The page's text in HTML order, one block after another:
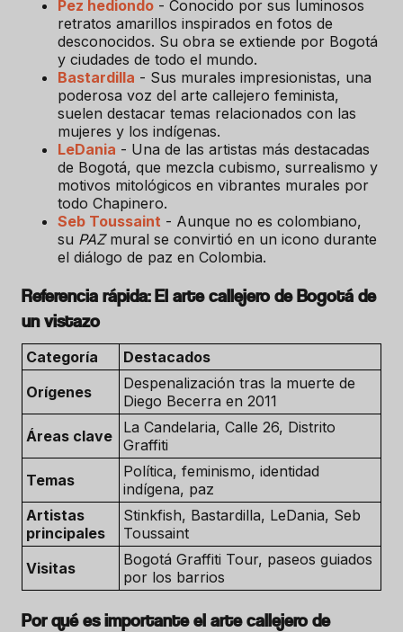
Pez hediondo - Conocido por sus luminosos
retratos amarillos inspirados en fotos de
desconocidos. Su obra se extiende por Bogotá
y ciudades de todo el mundo.
Bastardilla - Sus murales impresionistas, una
poderosa voz del arte callejero feminista,
suelen destacar temas relacionados con las
mujeres y los indígenas.
LeDania - Una de las artistas más destacadas
de Bogotá, que mezcla cubismo, surrealismo y
motivos mitológicos en vibrantes murales por
todo Chapinero.
Seb Toussaint - Aunque no es colombiano,
su PAZmural se convirtió en un icono durante
el diálogo de paz en Colombia.
Referencia rápida: El arte callejero de Bogotá de
un vistazo
Categoría
Destacados
Orígenes
Despenalización tras la muerte de
Diego Becerra en 2011
Áreas clave
La Candelaria, Calle 26, Distrito
Graffiti
Temas
Política, feminismo, identidad
indígena, paz
Artistas
principales
Stinkfish, Bastardilla, LeDania, Seb
Toussaint
Visitas
Bogotá Graffiti Tour, paseos guiados
por los barrios
Por qué es importante el arte callejero de